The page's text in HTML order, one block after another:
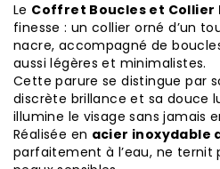
Le Coffret Boucles et Collier
finesse : un collier orné d’un
nacre, accompagné de
aussi légères et minimalistes.
Cette parure se distingue par
discrète brillance et sa douce
illumine le visage sans jamais
Réalisée en acier inoxydable
parfaitement à l’eau, ne ternit